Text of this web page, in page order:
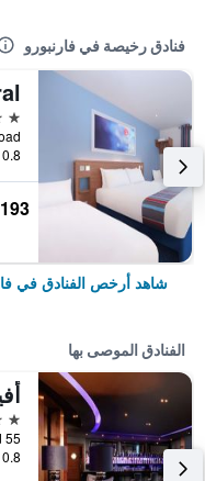
فنادق رخيصة في فارنبورو
2 نجمتين
0.8 كيلومتر عن وسط المدينة
193 ﷼
شاهد أرخص الفنادق في
الفنادق الموصى بها
4 نجوم
0.8 كيلومتر عن وسط المدينة